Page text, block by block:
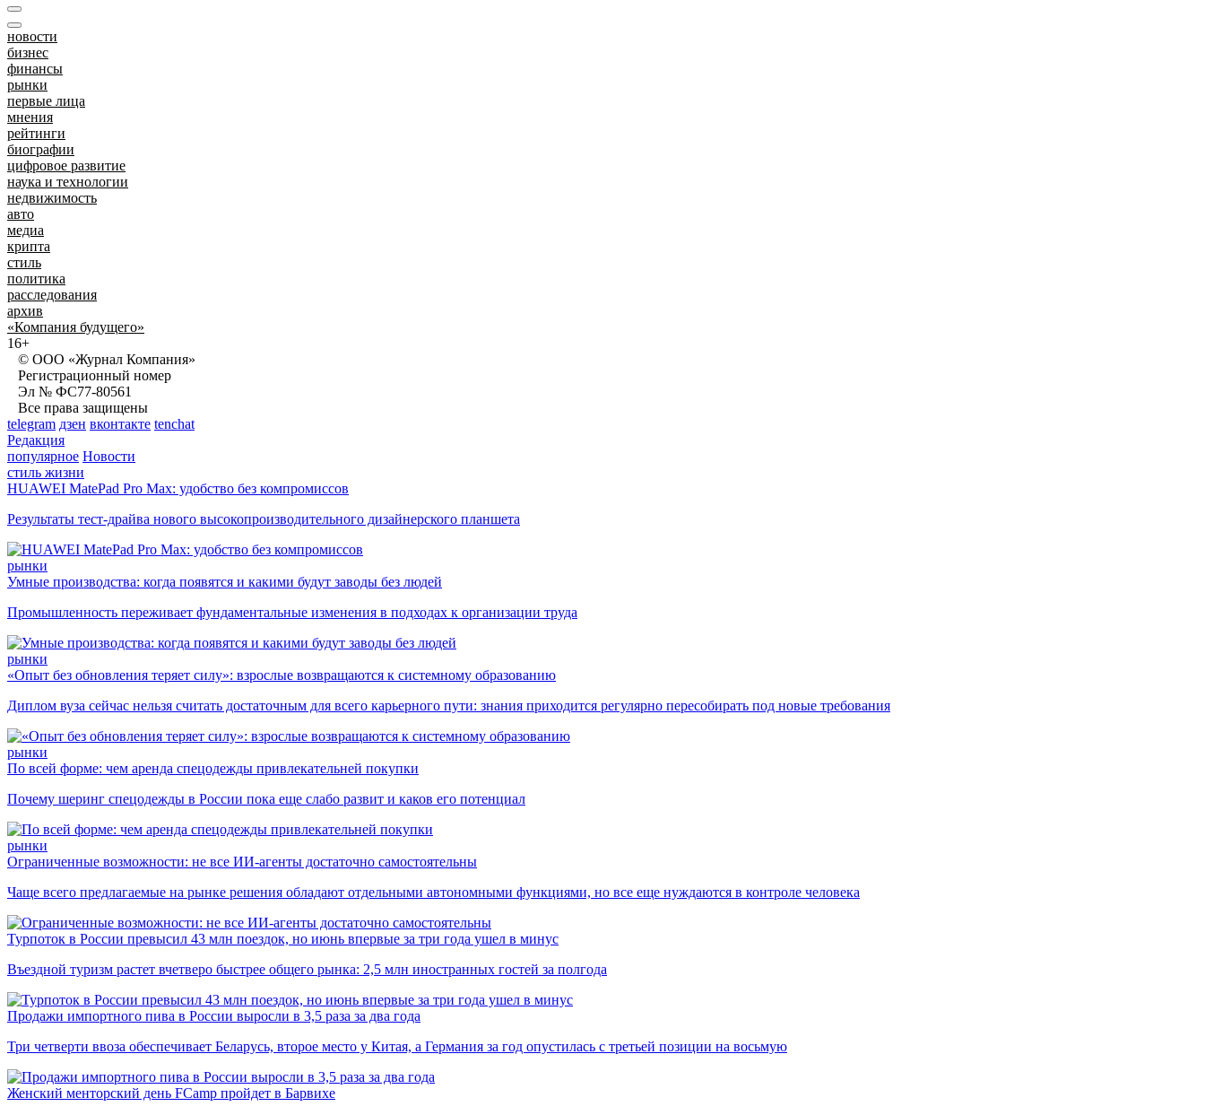
новости
бизнес
финансы
рынки
первые лица
мнения
рейтинги
биографии
цифровое развитие
наука и технологии
недвижимость
авто
медиа
крипта
стиль
политика
расследования
архив
«Компания будущего»
16+
© ООО «Журнал Компания»
Регистрационный номер
Эл № ФС77-80561
Все права защищены
telegram дзен вконтакте tenchat
Редакция
популярное Новости
стиль жизни
HUAWEI MatePad Pro Max: удобство без компромиссов
Результаты тест-драйва нового высокопроизводительного дизайнерского планшета
рынки
Умные производства: когда появятся и какими будут заводы без людей
Промышленность переживает фундаментальные изменения в подходах к организации труда
рынки
«Опыт без обновления теряет силу»: взрослые возвращаются к системному образованию
Диплом вуза сейчас нельзя считать достаточным для всего карьерного пути: знания приходится регулярно пересобирать под новые требования
рынки
По всей форме: чем аренда спецодежды привлекательней покупки
Почему шеринг спецодежды в России пока еще слабо развит и каков его потенциал
рынки
Ограниченные возможности: не все ИИ-агенты достаточно самостоятельны
Чаще всего предлагаемые на рынке решения обладают отдельными автономными функциями, но все еще нуждаются в контроле человека
Турпоток в России превысил 43 млн поездок, но июнь впервые за три года ушел в минус
Въездной туризм растет вчетверо быстрее общего рынка: 2,5 млн иностранных гостей за полгода
Продажи импортного пива в России выросли в 3,5 раза за два года
Три четверти ввоза обеспечивает Беларусь, второе место у Китая, а Германия за год опустилась с третьей позиции на восьмую
Женский менторский день FCamp пройдет в Барвихе